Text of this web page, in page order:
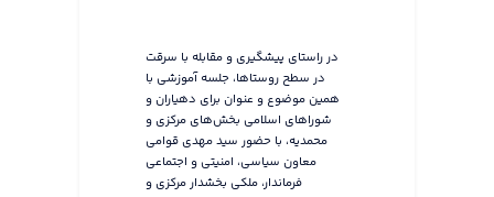
در راستای پیشگیری و مقابله با سرقت
در سطح روستاها، جلسه آموزشی با
همین موضوع و عنوان برای دهیاران و
شوراهای اسلامی بخش‌های مرکزی و
محمدیه، با حضور سید مهدی قوامی
معاون سیاسی، امنیتی و اجتماعی
فرماندار، ملکی بخشدار مرکزی و